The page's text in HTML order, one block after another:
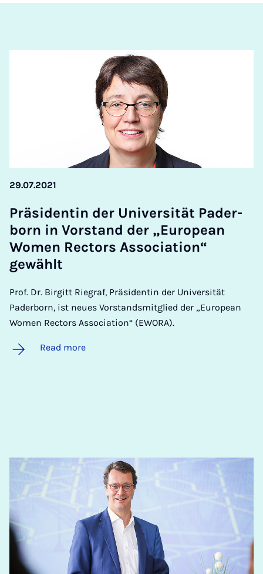
29.07.2021
Präsid­entin der Uni­versität Pader­
born in Vor­stand der „European
Wo­men Rect­ors As­so­ci­ation“
gewählt
Prof. Dr. Birgitt Riegraf, Präsidentin der Universität
Paderborn, ist neues Vorstandsmitglied der „European
Women Rectors Association“ (EWORA).
Read more